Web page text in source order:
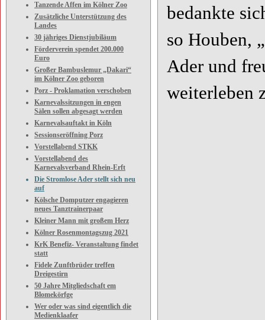
Tanzende Affen im Kölner Zoo
Zusätzliche Unterstützung des
Landes
30 jähriges Dienstjubiläum
Förderverein spendet 200.000
Euro
Großer Bambuslemur „Dakari“
im Kölner Zoo geboren
Porz - Proklamation verschoben
Karnevalssitzungen in engen
Sälen sollen abgesagt werden
Karnevalsauftakt in Köln
Sessionseröffning Porz
Vorstellabend STKK
Vorstellabend des
Karnevalsverband Rhein-Erft
Die Stromlose Ader stellt sich neu
auf
Kölsche Domputzer engagieren
neues Tanztrainerpaar
Kleiner Mann mit großem Herz
Kölner Rosenmontagszug 2021
KrK Benefiz- Veranstaltung findet
statt
Fidele Zunftbrüder treffen
Dreigestirn
50 Jahre Mitgliedschaft em
Blomekörfge
Wer oder was sind eigentlich die
Medienklaafer
bedankte
so Houben,
Ader und
weiterleben